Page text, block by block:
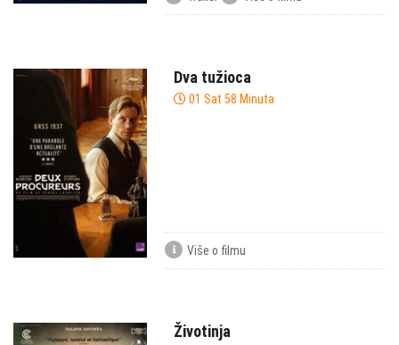
Dva tužioca
01 Sat 58 Minuta
Više o filmu
Životinja